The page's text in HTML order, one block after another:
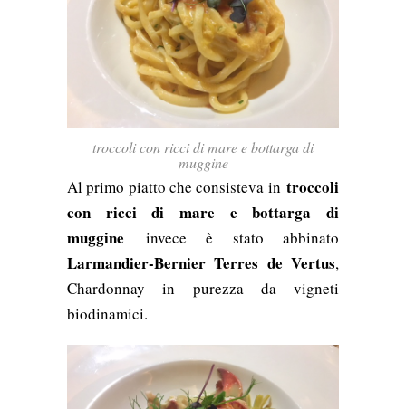
troccoli con ricci di mare e bottarga di
muggine
Al primo piatto che consisteva in troccoli
con ricci di mare e bottarga di
muggine
invece è stato abbinato
Larmandier-Bernier Terres de Vertus,
Chardonnay in purezza da vigneti
biodinamici.